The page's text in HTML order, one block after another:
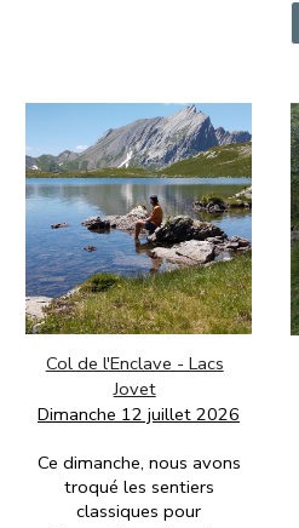
Col de l'Enclave - Lacs
Jovet
Dimanche 12 juillet 2026
Ce dimanche, nous avons
troqué les sentiers
classiques pour